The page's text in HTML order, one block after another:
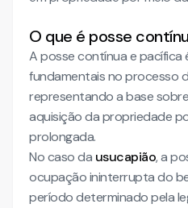
O que é posse
A posse contínua e pacífica
fundamentais no processo
representando a base
aquisição da propriedade
prolongada.
No caso da usucapião, a
ocupação ininterrupta do
período determinado pela